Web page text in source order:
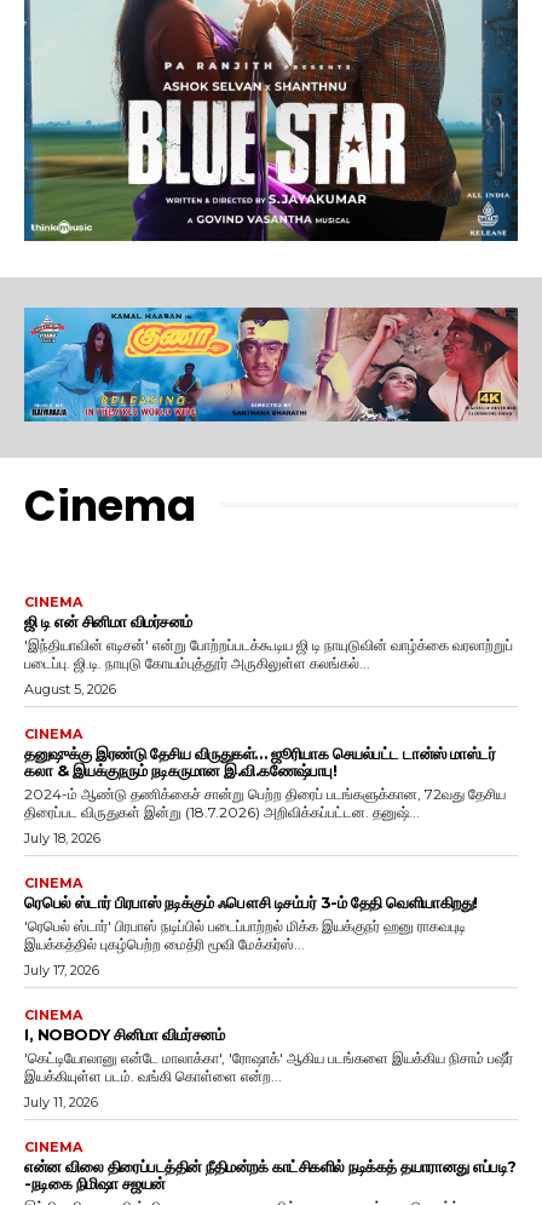
Cinema
CINEMA
ஜி டி என் சினிமா விமர்சனம்
'இந்தியாவின் எடிசன்' என்று போற்றப்படக்கூடிய ஜி டி நாயுடுவின் வாழ்க்கை வரலாற்றுப்
படைப்பு. ஜி.டி. நாயுடு கோயம்புத்தூர் அருகிலுள்ள கலங்கல்...
August 5, 2026
CINEMA
தனுஷுக்கு இரண்டு தேசிய விருதுகள்… ஜூரியாக செயல்பட்ட டான்ஸ் மாஸ்டர்
கலா & இயக்குநரும் நடிகருமான இ.வி.கணேஷ்பாபு!
2024-ம் ஆண்டு தணிக்கைச் சான்று பெற்ற திரைப் படங்களுக்கான, 72வது தேசிய
திரைப்பட விருதுகள் இன்று (18.7.2026) அறிவிக்கப்பட்டன. தனுஷ்...
July 18, 2026
CINEMA
ரெபெல் ஸ்டார் பிரபாஸ் நடிக்கும் ஃபௌசி டிசம்பர் 3-ம் தேதி வெளியாகிறது!
'ரெபெல் ஸ்டார்' பிரபாஸ் நடிப்பில் படைப்பாற்றல் மிக்க இயக்குநர் ஹனு ராகவபுடி
இயக்கத்தில் புகழ்பெற்ற மைத்ரி மூவி மேக்கர்ஸ்...
July 17, 2026
CINEMA
I, NOBODY சினிமா விமர்சனம்
'கெட்டியோலானு என்டே மாலாக்கா', 'ரோஷாக்' ஆகிய படங்களை இயக்கிய நிசாம் பஷீர்
இயக்கியுள்ள படம். வங்கி கொள்ளை என்ற...
July 11, 2026
CINEMA
என்ன விலை திரைப்படத்தின் நீதிமன்றக் காட்சிகளில் நடிக்கத் தயாரானது எப்படி?
-நடிகை நிமிஷா சஜயன்